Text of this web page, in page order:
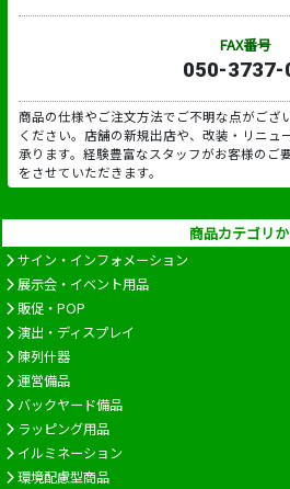
FAX番号
050-3737-
商品の仕様やご注文方法でご不明な点がござ
ください。店舗の新規出店や、改装・リニュ
承ります。経験豊富なスタッフがお客様のご
をさせていただきます。
商品カテゴリ
サイン・インフォメーション
展示会・イベント用品
販促・POP
演出・ディスプレイ
陳列什器
運営備品
バックヤード備品
ラッピング用品
イルミネーション
環境配慮型商品